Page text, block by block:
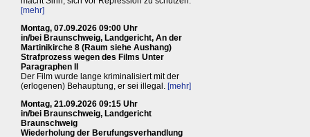
[mehr]
Montag, 07.09.2026 09:00 Uhr
in/bei Braunschweig, Landgericht, An der
Martinikirche 8 (Raum siehe Aushang)
Strafprozess wegen des Films Unter
Paragraphen II
Der Film wurde lange kriminalisiert mit der
(erlogenen) Behauptung, er sei illegal. [mehr]
Montag, 21.09.2026 09:15 Uhr
in/bei Braunschweig, Landgericht
Braunschweig
Wiederholung der Berufungsverhandlung